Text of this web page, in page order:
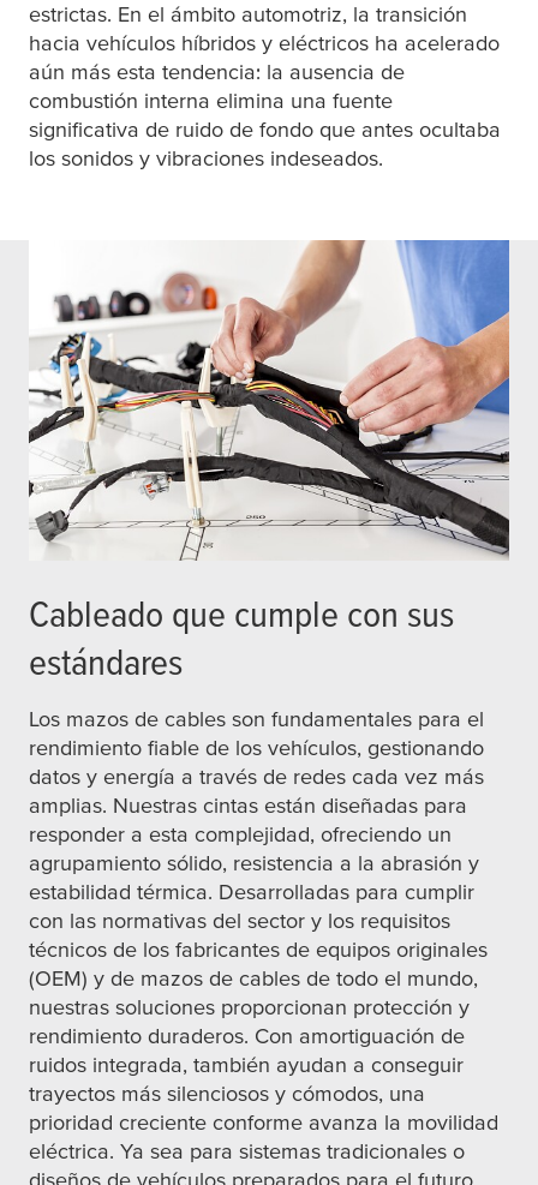
estrictas. En el ámbito automotriz, la transición
hacia vehículos híbridos y eléctricos ha acelerado
aún más esta tendencia: la ausencia de
combustión interna elimina una fuente
significativa de ruido de fondo que antes ocultaba
los sonidos y vibraciones indeseados.
Cableado que cumple con sus
estándares
Los mazos de cables son fundamentales para el
rendimiento fiable de los vehículos, gestionando
datos y energía a través de redes cada vez más
amplias. Nuestras cintas están diseñadas para
responder a esta complejidad, ofreciendo un
agrupamiento sólido, resistencia a la abrasión y
estabilidad térmica. Desarrolladas para cumplir
con las normativas del sector y los requisitos
técnicos de los fabricantes de equipos originales
(OEM) y de mazos de cables de todo el mundo,
nuestras soluciones proporcionan protección y
rendimiento duraderos. Con amortiguación de
ruidos integrada, también ayudan a conseguir
trayectos más silenciosos y cómodos, una
prioridad creciente conforme avanza la movilidad
eléctrica. Ya sea para sistemas tradicionales o
diseños de vehículos preparados para el futuro,